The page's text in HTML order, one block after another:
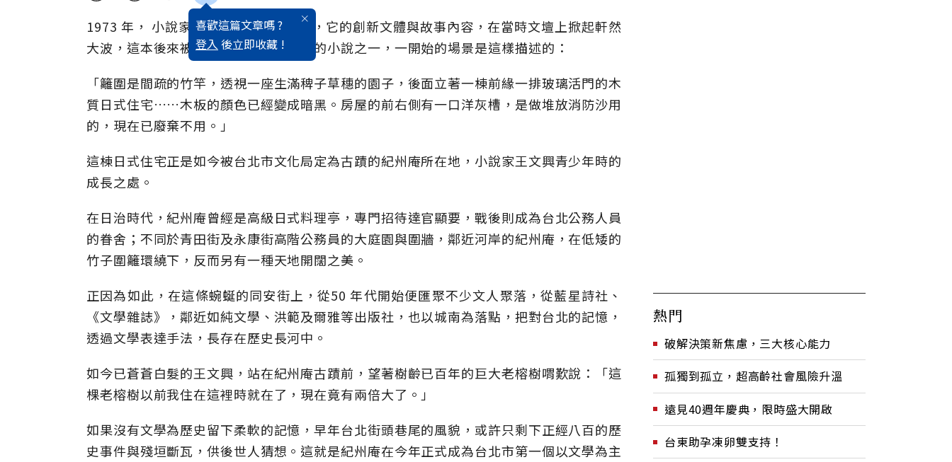
喜歡這篇文章嗎 ?
登入 後立即收藏 !
1973 年， 小說家王文興出版《家變》，它的創新文體與故事內容，在當時文壇上掀起軒然
大波，這本後來被喻為五四以來最偉大的小說之一，一開始的場景是這樣描述的：
「籬圍是間疏的竹竿，透視一座生滿稗子草穗的園子，後面立著一棟前緣一排玻璃活門的木
質日式住宅……木板的顏色已經變成暗黑。房屋的前右側有一口洋灰槽，是做堆放消防沙用
的，現在已廢棄不用。」
這棟日式住宅正是如今被台北市文化局定為古蹟的紀州庵所在地，小說家王文興青少年時的
成長之處。
在日治時代，紀州庵曾經是高級日式料理亭，專門招待達官顯要，戰後則成為台北公務人員
的眷舍；不同於青田街及永康街高階公務員的大庭園與圍牆，鄰近河岸的紀州庵，在低矮的
竹子圍籬環繞下，反而另有一種天地開闊之美。
正因為如此，在這條蜿蜒的同安街上，從50 年代開始便匯聚不少文人聚落，從藍星詩社、
《文學雜誌》，鄰近如純文學、洪範及爾雅等出版社，也以城南為落點，把對台北的記憶，
透過文學表達手法，長存在歷史長河中。
如今已蒼蒼白髮的王文興，站在紀州庵古蹟前，望著樹齡已百年的巨大老榕樹喟歎說：「這
棵老榕樹以前我住在這裡時就在了，現在竟有兩倍大了。」
如果沒有文學為歷史留下柔軟的記憶，早年台北街頭巷尾的風貌，或許只剩下正經八百的歷
史事件與殘垣斷瓦，供後世人猜想。這就是紀州庵在今年正式成為台北市第一個以文學為主
熱門
破解決策新焦慮，三大核心能力
孤獨到孤立，超高齡社會風險升溫
遠見40週年慶典，限時盛大開啟
台東助孕凍卵雙支持！